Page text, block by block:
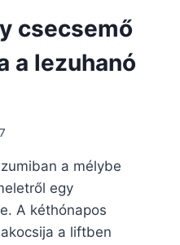
csecsemő
a lezuhanó
a mélybe
egy
A kéthónapos
a liftben